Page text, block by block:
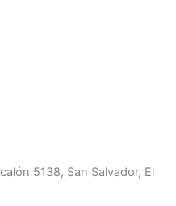
5138, San Salvador, El